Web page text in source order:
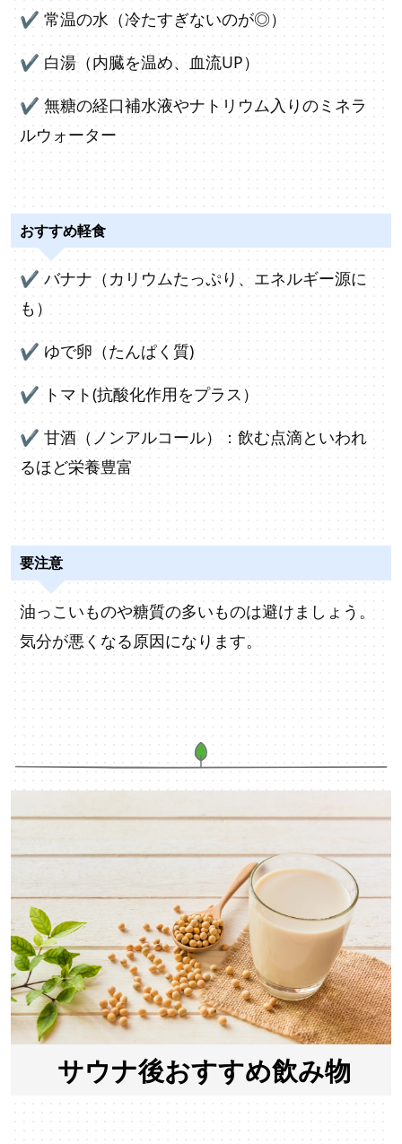
✔ 常温の水（冷たすぎないのが◎）
✔ 白湯（内臓を温め、血流UP）
✔ 無糖の経口補水液やナトリウム入りのミネラ
ルウォーター
おすすめ軽食
✔ バナナ（カリウムたっぷり、エネルギー源に
も）
✔ ゆで卵（たんぱく質)
✔ トマト(抗酸化作用をプラス）
✔ 甘酒（ノンアルコール）：飲む点滴といわれ
るほど栄養豊富
要注意
油っこいものや糖質の多いものは避けましょう。
気分が悪くなる原因になります。
サウナ後おすすめ飲み物